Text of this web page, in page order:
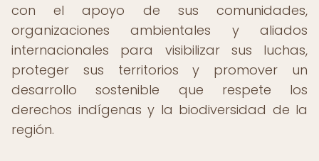
con el apoyo de sus comunidades,
organizaciones ambientales y aliados
internacionales para visibilizar sus luchas,
proteger sus territorios y promover un
desarrollo sostenible que respete los
derechos indígenas y la biodiversidad de la
región.